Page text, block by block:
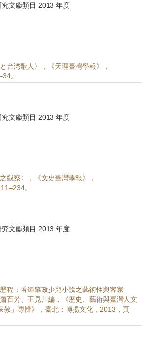
究文獻類目 2013 年度
台湾歌人〉，《天理臺灣學報》，
。
究文獻類目 2013 年度
觀察〉，《文史臺灣學報》，
。
究文獻類目 2013 年度
程：看鍾肇政少兒小說之藝術性與客家
百芳、王見川編，《歷史、藝術與臺灣人文
教」專輯》，臺北：博揚文化，2013，頁